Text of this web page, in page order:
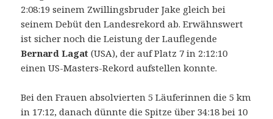
2:08:19 seinem Zwillingsbruder Jake gleich bei
seinem Debüt den Landesrekord ab. Erwähnswert
ist sicher noch die Leistung der Lauflegende
Bernard Lagat (USA), der auf Platz 7 in 2:12:10
einen US-Masters-Rekord aufstellen konnte.
Bei den Frauen absolvierten 5 Läuferinnen die 5 km
in 17:12, danach dünnte die Spitze über 34:18 bei 10